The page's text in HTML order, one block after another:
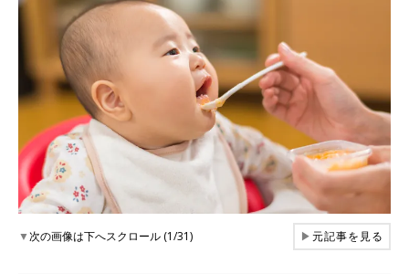
▼次の画像は下へスクロール (1/31) ▶元記事を見る